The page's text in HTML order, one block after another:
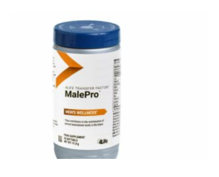
4Life Glutamine Prime - L-glutamine, L-arginine,
colostrum en meer